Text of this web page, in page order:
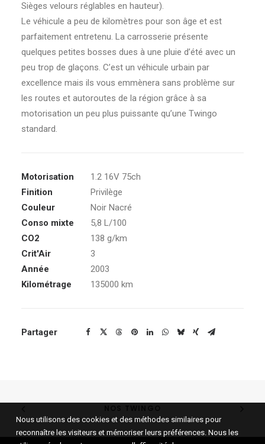
Sièges velours réglables en hauteur).
Le véhicule a peu de kilomètres pour son âge et est
parfaitement entretenu. La carrosserie présente
quelques petites bosses dues à une pluie d’été avec un
peu trop de glaçons. C’est un véhicule urbain par
excellence mais ils vous emmènera sans problème sur
les routes et autoroutes de la région grâce à sa
motorisation un peu plus puissante qu’une Twingo
standard.
Motorisation
1.2 16V 75ch
Finition
Privilège
Couleur
Noir Nacré
Conso mixte
5,8 L/100
CO2
138 g/km
Crit'Air
3
Année
2003
Kilométrage
135000 km
Partager
Nous utilisons des cookies et des méthodes similaires pour
reconnaître les visiteurs et mémoriser leurs préférences. Nous les